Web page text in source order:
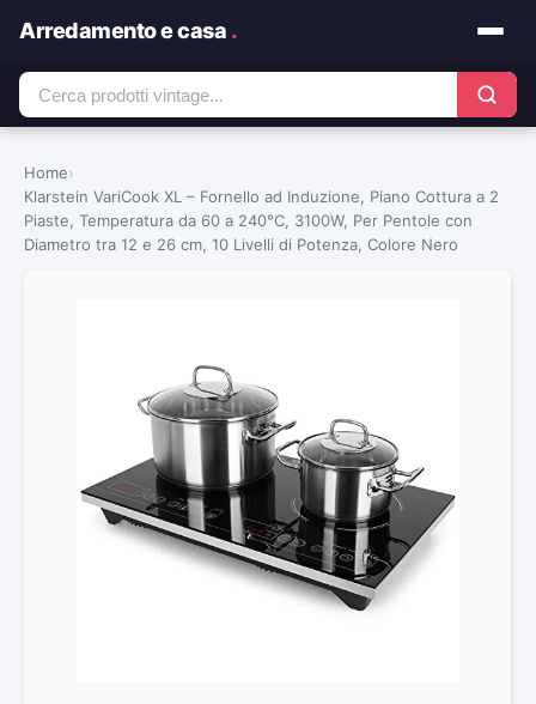
Arredamento e casa .
Home›
Klarstein VariCook XL – Fornello ad Induzione, Piano Cottura a 2
Piaste, Temperatura da 60 a 240°C, 3100W, Per Pentole con
Diametro tra 12 e 26 cm, 10 Livelli di Potenza, Colore Nero